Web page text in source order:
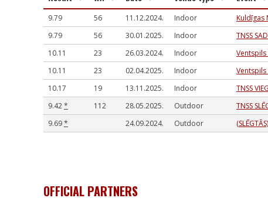
9.79 56 11.12.2024. Indoor Kuldīgas
9.79
56 30.01.2025. Indoor TNSS
10.11
23 26.03.2024. Indoor
10.11
23 02.04.2025. Indoor Ventspils
10.17
19 13.11.2025. Indoor TNSS
9.42* 112 28.05.2025. Outdoor TNSS
9.69* 24.09.2024. Outdoor
OFFICIAL PARTNERS